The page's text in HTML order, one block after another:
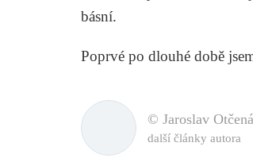
básní.
Poprvé po dlouhé době
© Jaroslav
další články autora